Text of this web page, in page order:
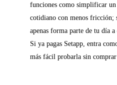
funciones como simplificar un
cotidiano con menos fricción;
apenas forma parte de tu día
Si ya pagas Setapp, entra
más fácil probarla sin